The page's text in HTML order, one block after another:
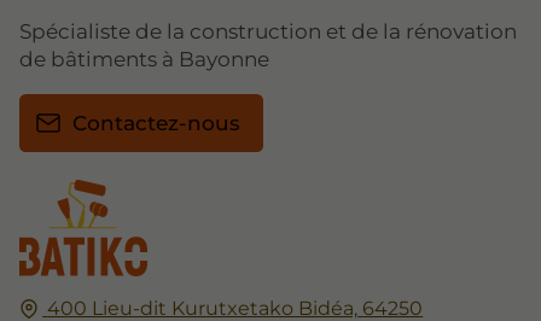
400 Lieu-dit Kurutxetako Bidéa, 64250
Spécialiste de la construction et de la rénovation
de bâtiments à Bayonne
Contactez-nous